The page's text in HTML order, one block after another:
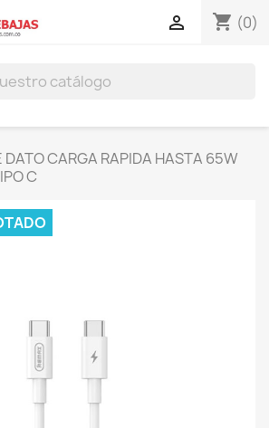
shopping_cart (0)

DATO CARGA RAPIDA HASTA 65W
C